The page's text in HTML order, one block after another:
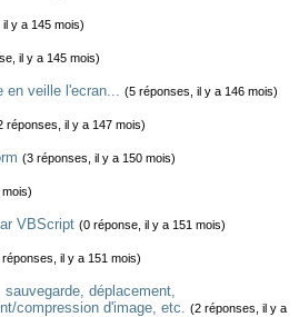
y a 145 mois)
il y a 145 mois)
en veille l'ecran... (5 réponses, il y a 146 mois)
réponses, il y a 147 mois)
(3 réponses, il y a 150 mois)
VBScript (0 réponse, il y a 151 mois)
réponses, il y a 151 mois)
déplacement,
compression d'image, etc. (2 réponses, il y a